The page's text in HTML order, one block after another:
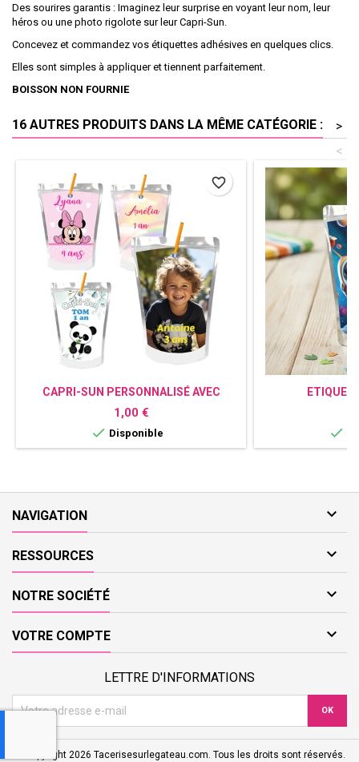
Des sourires garantis : Imaginez leur surprise en voyant leur nom, leur
héros ou une photo rigolote sur leur Capri-Sun.
Concevez et commandez vos étiquettes adhésives en quelques clics.
Elles sont simples à appliquer et tiennent parfaitement.
BOISSON NON FOURNIE
16 AUTRES PRODUITS DANS LA MÊME CATÉGORIE :
>
<
CAPRI-SUN PERSONNALISÉ AVEC
PHOTO
Prix
1,00 €
 Disponible
favorite_border

NAVIGATION 
RESSOURCES 
NOTRE SOCIÉTÉ 
VOTRE COMPTE 
LETTRE D'INFORMATIONS
© Copyright 2026 Tacerisesurlegateau.com. Tous les droits sont réservés.